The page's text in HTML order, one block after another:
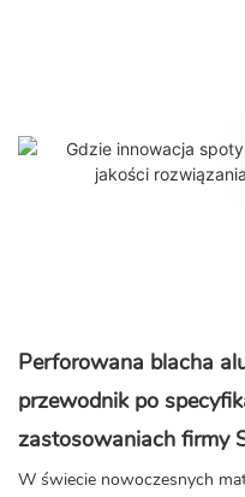
Perforowana blacha
przewodnik po
zastosowaniach firmy
W świecie nowoczesnych